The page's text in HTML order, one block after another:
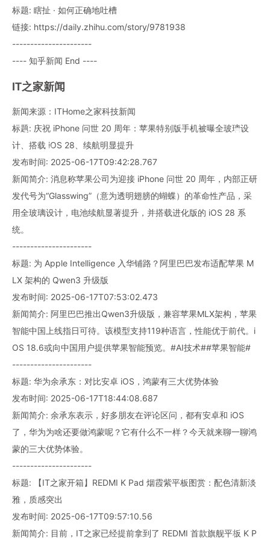
标题: 瞎扯 · 如何正确地吐槽
链接: https://daily.zhihu.com/story/9781938
----------------------
---- 知乎新闻 End ----
IT之家新闻
新闻来源：ITHome之家科技新闻
标题: 庆祝 iPhone 问世 20 周年：苹果特别版手机被曝全玻璃设
计、搭载 iOS 28、续航明显提升
发布时间: 2025-06-17T09:42:28.767
新闻简介: 消息称苹果公司为迎接 iPhone 问世 20 周年，内部正研
发代号为“Glasswing”（意为透明翅膀的蝴蝶）的革命性产品，采
用全玻璃设计，电池续航显著提升，并搭载进化版的 iOS 28 系
统。
----------------------
标题: 为 Apple Intelligence 入华铺路？阿里巴巴发布适配苹果 M
LX 架构的 Qwen3 升级版
发布时间: 2025-06-17T07:53:02.473
新闻简介: 阿里巴巴推出Qwen3升级版，兼容苹果MLX架构，苹果
智能中国上线指日可待。该模型支持119种语言，性能优于前代。i
OS 18.6或向中国用户提供苹果智能预览。#AI技术##苹果智能#
----------------------
标题: 华为余承东：对比安卓 iOS，鸿蒙有三大优势体验
发布时间: 2025-06-17T18:44:08.687
新闻简介: 余承东表示，好多朋友在评论区问，都有安卓和 iOS
了，华为为啥还要做鸿蒙呢？它有什么不一样？今天就来聊一聊鸿
蒙的三大优势体验。
----------------------
标题: 【IT之家开箱】REDMI K Pad 烟霞紫平板图赏：配色清新淡
雅，质感突出
发布时间: 2025-06-17T09:57:10.56
新闻简介: 目前，IT之家已经提前拿到了 REDMI 首款旗舰平板 K P